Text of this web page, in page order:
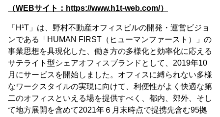
（WEBサイト：https://www.h1t-web.com/）
「H¹T」は、野村不動産オフィスビルの開発・運営ビジョ
ンである「HUMAN FIRST（ヒューマンファースト）」の
事業思想を具現化した、働き方の多様化と効率化に応える
サテライト型シェアオフィスブランドとして、2019年10
月にサービスを開始しました。オフィスに縛られない多様
なワークスタイルの実現に向けて、利便性がよく快適な第
二のオフィスといえる場を提供すべく、都内、郊外、そし
て地方展開を含めて2021年６月末時点で提携先含む95拠